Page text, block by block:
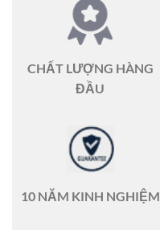
CHẤT LƯỢNG HÀNG
ĐẦU
10 NĂM KINH NGHIỆM